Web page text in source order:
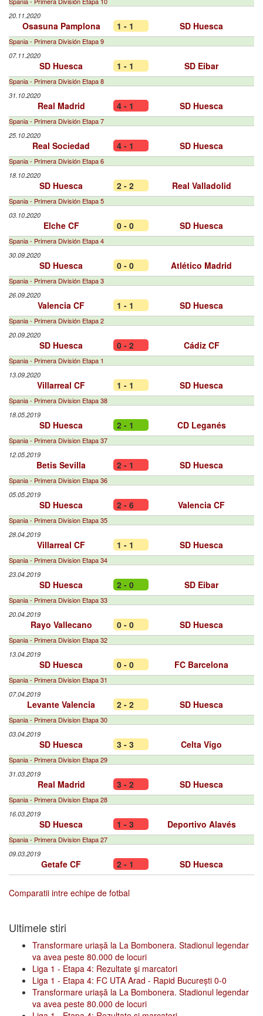
20.11.2020
Osasuna Pamplona 1 - 1 SD Huesca
Spania - Primera División Etapa 9
07.11.2020
SD Huesca 1 - 1 SD Eibar
Spania - Primera División Etapa 8
31.10.2020
Real Madrid 4 - 1 SD Huesca
Spania - Primera División Etapa 7
25.10.2020
Real Sociedad 4 - 1 SD Huesca
Spania - Primera División Etapa 6
18.10.2020
SD Huesca 2 - 2 Real Valladolid
Spania - Primera División Etapa 5
03.10.2020
Elche CF 0 - 0 SD Huesca
Spania - Primera División Etapa 4
30.09.2020
SD Huesca 0 - 0 Atlético Madrid
Spania - Primera División Etapa 3
26.09.2020
Valencia CF 1 - 1 SD Huesca
Spania - Primera División Etapa 2
20.09.2020
SD Huesca 0 - 2 Cádiz CF
Spania - Primera División Etapa 1
13.09.2020
Villarreal CF 1 - 1 SD Huesca
Spania - Primera Division Etapa 38
18.05.2019
SD Huesca 2 - 1 CD Leganés
Spania - Primera Division Etapa 37
12.05.2019
Betis Sevilla 2 - 1 SD Huesca
Spania - Primera Division Etapa 36
05.05.2019
SD Huesca 2 - 6 Valencia CF
Spania - Primera Division Etapa 35
28.04.2019
Villarreal CF 1 - 1 SD Huesca
Spania - Primera Division Etapa 34
23.04.2019
SD Huesca 2 - 0 SD Eibar
Spania - Primera Division Etapa 33
20.04.2019
Rayo Vallecano 0 - 0 SD Huesca
Spania - Primera Division Etapa 32
13.04.2019
SD Huesca 0 - 0 FC Barcelona
Spania - Primera Division Etapa 31
07.04.2019
Levante Valencia 2 - 2 SD Huesca
Spania - Primera Division Etapa 30
03.04.2019
SD Huesca 3 - 3 Celta Vigo
Spania - Primera Division Etapa 29
31.03.2019
Real Madrid 3 - 2 SD Huesca
Spania - Primera Division Etapa 28
16.03.2019
SD Huesca 1 - 3 Deportivo Alavés
Spania - Primera Division Etapa 27
09.03.2019
Getafe CF 2 - 1 SD Huesca
Comparatii intre echipe de fotbal
Ultimele stiri
Transformare uriașă la La Bombonera. Stadionul legendar
va avea peste 80.000 de locuri
Liga 1 - Etapa 4: Rezultate şi marcatori
Liga 1 - Etapa 4: FC UTA Arad - Rapid București 0-0
Transformare uriașă la La Bombonera. Stadionul legendar
va avea peste 80.000 de locuri